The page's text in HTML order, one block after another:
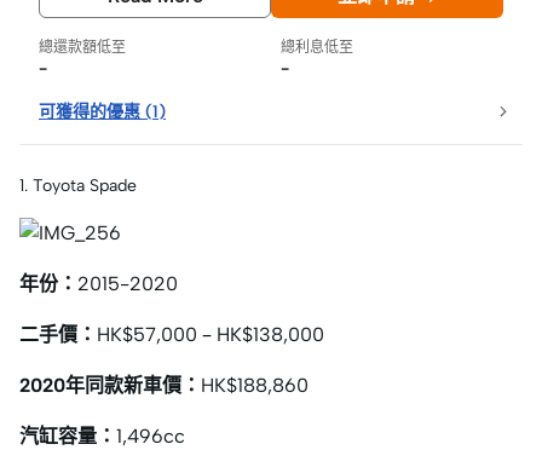
總還款額低至
-
總利息低至
-
可獲得的優惠 (1)
1. Toyota Spade
年份： 2015-2020
二手價： HK$57,000 – HK$138,000
2020年同款新車價： HK$188,860
汽缸容量： 1,496cc